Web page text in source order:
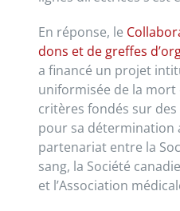
En réponse, le
dons et de greffes
a financé un projet
uniformisée de la mort
critères fondés sur
pour sa détermination
partenariat entre la
sang, la Société
et l’Association